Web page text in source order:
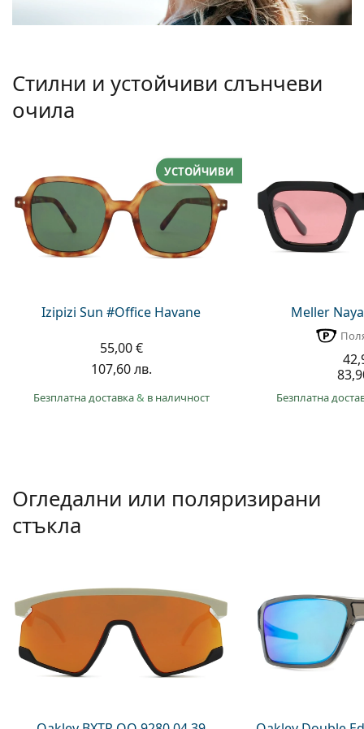
Стилни и устойчиви слънчеви
очила
Izipizi Sun #Office Havane
УСТОЙЧИВИ
55,00 €
107,60 лв.
Безплатна доставка& в наличност
Meller
Безплатна
Огледални или поляризирани
стъкла